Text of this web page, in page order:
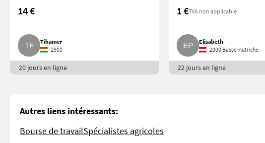
14 €
Tihamer
2900
20 jours en ligne
1 €TVA non applicable
Elisabeth
2000 Basse-Autriche
22 jours en ligne
Autres liens intéressants:
Bourse de travailSpécialistes agricoles